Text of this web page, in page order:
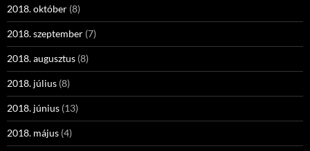
2018. október (8)
2018. szeptember (7)
2018. augusztus (8)
2018. július (8)
2018. június (13)
2018. május (4)